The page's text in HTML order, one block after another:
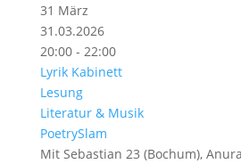
31 März
31.03.2026
20:00 - 22:00
Lyrik Kabinett
Lesung
Literatur & Musik
PoetrySlam
Mit Sebastian 23 (Bochum),